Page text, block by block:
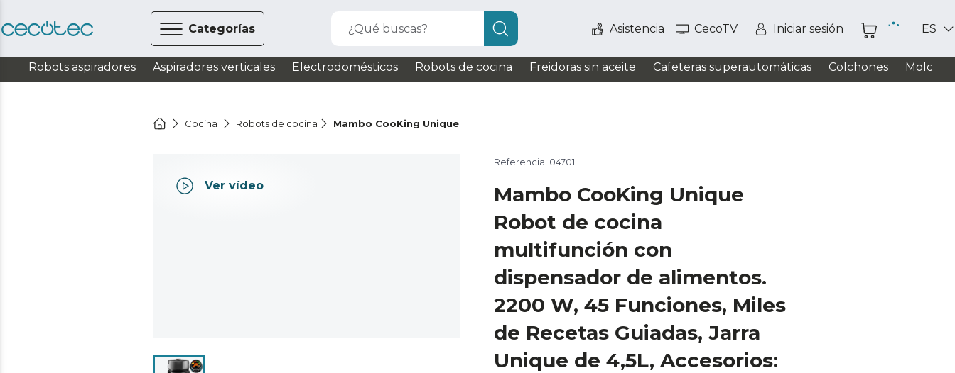
Categorías ¿Qué buscas? Asistencia CecoTV Iniciar sesión ES
Robots aspiradores Aspiradores verticales Electrodomésticos Robots de cocina Freidoras sin aceite Cafeteras superautomáticas Colchones
Cocina Robots de cocina Mambo CooKing Unique
Ver vídeo
Referencia: 04701
Mambo CooKing Unique
Robot de cocina
multifunción con
dispensador de alimentos.
2200 W, 45 Funciones, Miles
de Recetas Guiadas, Jarra
Unique de 4,5L, Accesorios: